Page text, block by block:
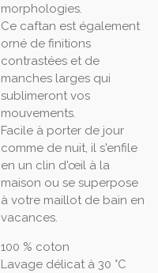
morphologies.
Ce caftan est également
orné de finitions
contrastées et de
manches larges qui
sublimeront vos
mouvements.
Facile à porter de jour
comme de nuit, il s'enfile
en un clin d'œil à la
maison ou se superpose
à votre maillot de bain en
vacances.
100 % coton
Lavage délicat à 30 °C